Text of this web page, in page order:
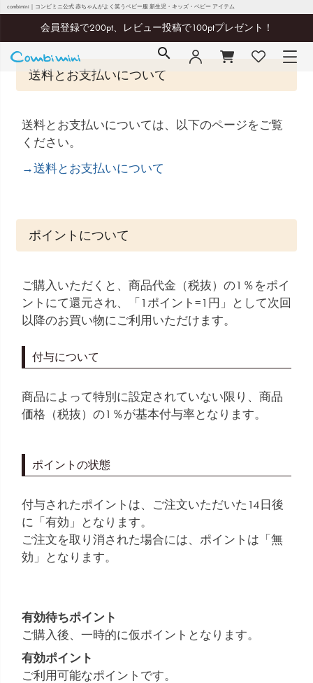
combimini｜コンビミニ公式 赤ちゃんがよく笑うベビー服 新生児・キッズ・ベビー アイテム
会員登録で200pt、レビュー投稿で100ptプレゼント！
ご利用ガイド
送料とお支払いについて
送料とお支払いについては、以下のページをご覧
ください。
→送料とお支払いについて
ポイントについて
ご購入いただくと、商品代金（税抜）の1％をポイ
ントにて還元され、「1ポイント=1円」として次回
以降のお買い物にご利用いただけます。
付与について
商品によって特別に設定されていない限り、商品
価格（税抜）の1％が基本付与率となります。
ポイントの状態
付与されたポイントは、ご注文いただいた14日後
に「有効」となります。
ご注文を取り消された場合には、ポイントは「無
効」となります。
有効待ちポイント
ご購入後、一時的に仮ポイントとなります。
有効ポイント
ご利用可能なポイントです。